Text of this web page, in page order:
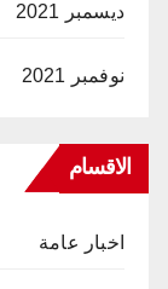
ديسمبر 2021
نوفمبر 2021
الاقسام
اخبار عامة